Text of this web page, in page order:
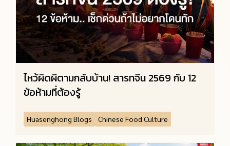
ไหว้ผิดผีตามกลับบ้าน! สารทจีน 2569 กับ 12
ข้อห้ามที่ต้องรู้
Huasenghong Blogs Chinese Food Culture